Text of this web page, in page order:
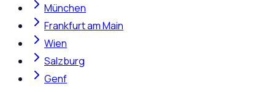
München
Frankfurt am Main
Wien
Salzburg
Genf